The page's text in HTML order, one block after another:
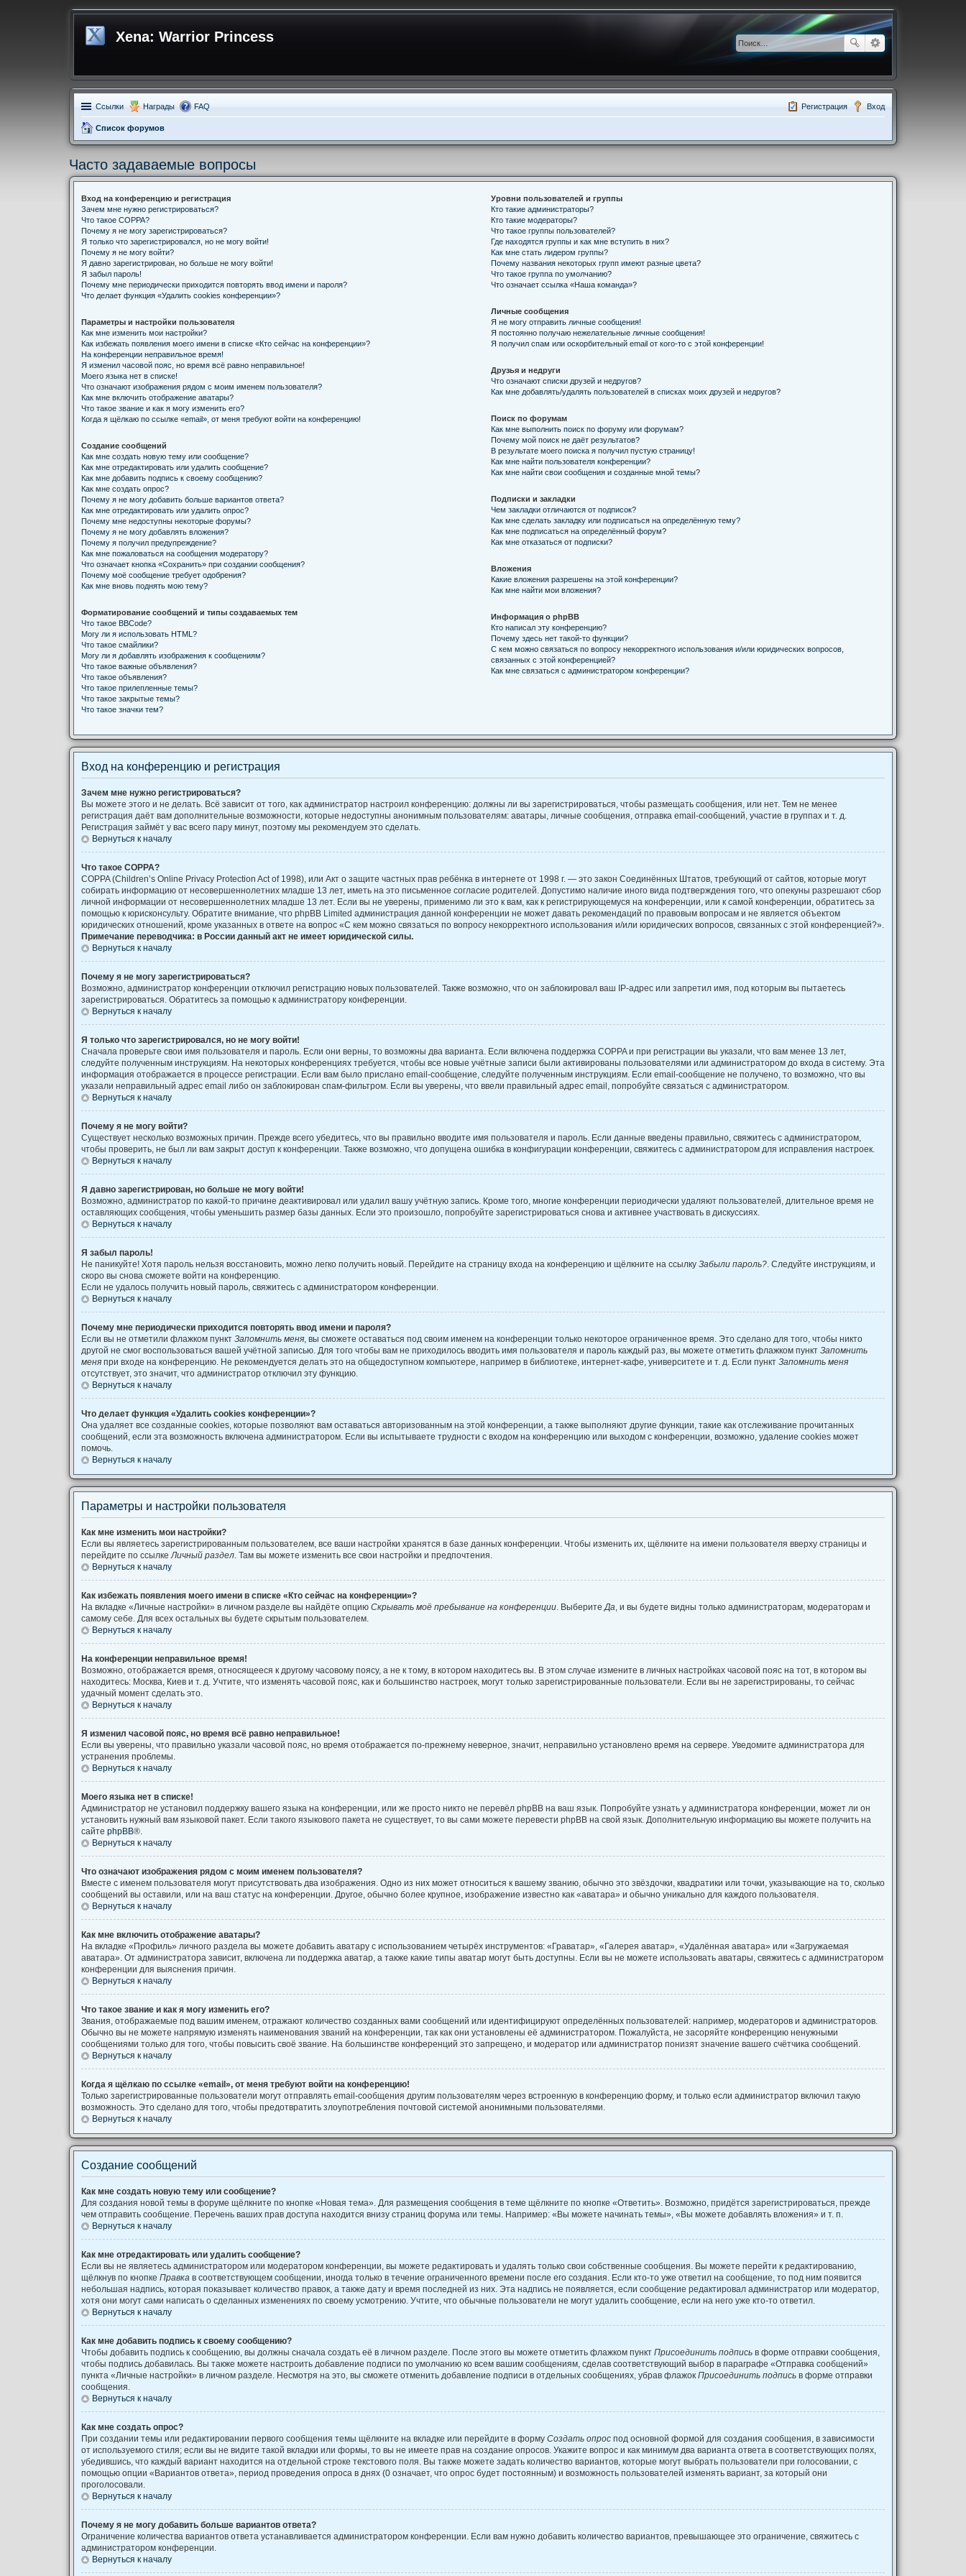
Xena: Warrior Princess
Ссылки Награды FAQ Вход
Регистрация
Список форумов
Часто задаваемые вопросы
Вход на конференцию и регистрация
Зачем мне нужно регистрироваться?
Что такое COPPA?
Почему я не могу зарегистрироваться?
Я только что зарегистрировался, но не могу войти!
Почему я не могу войти?
Я давно зарегистрирован, но больше не могу войти!
Я забыл пароль!
Почему мне периодически приходится повторять ввод имени и пароля?
Что делает функция «Удалить cookies конференции»?
Параметры и настройки пользователя
Как мне изменить мои настройки?
Как избежать появления моего имени в списке «Кто сейчас на конференции»?
На конференции неправильное время!
Я изменил часовой пояс, но время всё равно неправильное!
Моего языка нет в списке!
Что означают изображения рядом с моим именем пользователя?
Как мне включить отображение аватары?
Что такое звание и как я могу изменить его?
Когда я щёлкаю по ссылке «email», от меня требуют войти на конференцию!
Создание сообщений
Как мне создать новую тему или сообщение?
Как мне отредактировать или удалить сообщение?
Как мне добавить подпись к своему сообщению?
Как мне создать опрос?
Почему я не могу добавить больше вариантов ответа?
Как мне отредактировать или удалить опрос?
Почему мне недоступны некоторые форумы?
Почему я не могу добавлять вложения?
Почему я получил предупреждение?
Как мне пожаловаться на сообщения модератору?
Что означает кнопка «Сохранить» при создании сообщения?
Почему моё сообщение требует одобрения?
Как мне вновь поднять мою тему?
Форматирование сообщений и типы создаваемых тем
Что такое BBCode?
Могу ли я использовать HTML?
Что такое смайлики?
Могу ли я добавлять изображения к сообщениям?
Что такое важные объявления?
Что такое объявления?
Что такое прилепленные темы?
Что такое закрытые темы?
Что такое значки тем?
Уровни пользователей и группы
Кто такие администраторы?
Кто такие модераторы?
Что такое группы пользователей?
Где находятся группы и как мне вступить в них?
Как мне стать лидером группы?
Почему названия некоторых групп имеют разные цвета?
Что такое группа по умолчанию?
Что означает ссылка «Наша команда»?
Личные сообщения
Я не могу отправить личные сообщения!
Я постоянно получаю нежелательные личные сообщения!
Я получил спам или оскорбительный email от кого-то с этой конференции!
Друзья и недруги
Что означают списки друзей и недругов?
Как мне добавлять/удалять пользователей в списках моих друзей и недругов?
Поиск по форумам
Как мне выполнить поиск по форуму или форумам?
Почему мой поиск не даёт результатов?
В результате моего поиска я получил пустую страницу!
Как мне найти пользователя конференции?
Как мне найти свои сообщения и созданные мной темы?
Подписки и закладки
Чем закладки отличаются от подписок?
Как мне сделать закладку или подписаться на определённую тему?
Как мне подписаться на определённый форум?
Как мне отказаться от подписки?
Вложения
Какие вложения разрешены на этой конференции?
Как мне найти мои вложения?
Информация о phpBB
Кто написал эту конференцию?
Почему здесь нет такой-то функции?
С кем можно связаться по вопросу некорректного использования и/или юридических вопросов,
связанных с этой конференцией?
Как мне связаться с администратором конференции?
Вход на конференцию и регистрация
Зачем мне нужно регистрироваться?
Вы можете этого и не делать. Всё зависит от того, как администратор настроил конференцию: должны ли вы зарегистрироваться, чтобы размещать сообщения, или нет. Тем не менее
регистрация даёт вам дополнительные возможности, которые недоступны анонимным пользователям: аватары, личные сообщения, отправка email-сообщений, участие в группах и т. д.
Регистрация займёт у вас всего пару минут, поэтому мы рекомендуем это сделать.
Вернуться к началу
Что такое COPPA?
COPPA (Children’s Online Privacy Protection Act of 1998), или Акт о защите частных прав ребёнка в интернете от 1998 г. — это закон Соединённых Штатов, требующий от сайтов, которые могут
собирать информацию от несовершеннолетних младше 13 лет, иметь на это письменное согласие родителей. Допустимо наличие иного вида подтверждения того, что опекуны разрешают сбор
личной информации от несовершеннолетних младше 13 лет. Если вы не уверены, применимо ли это к вам, как к регистрирующемуся на конференции, или к самой конференции, обратитесь за
помощью к юрисконсульту. Обратите внимание, что phpBB Limited администрация данной конференции не может давать рекомендаций по правовым вопросам и не является объектом
юридических отношений, кроме указанных в ответе на вопрос «С кем можно связаться по вопросу некорректного использования и/или юридических вопросов, связанных с этой конференцией?».
Примечание переводчика: в России данный акт не имеет юридической силы.
Вернуться к началу
Почему я не могу зарегистрироваться?
Возможно, администратор конференции отключил регистрацию новых пользователей. Также возможно, что он заблокировал ваш IP-адрес или запретил имя, под которым вы пытаетесь
зарегистрироваться. Обратитесь за помощью к администратору конференции.
Вернуться к началу
Я только что зарегистрировался, но не могу войти!
Сначала проверьте свои имя пользователя и пароль. Если они верны, то возможны два варианта. Если включена поддержка COPPA и при регистрации вы указали, что вам менее 13 лет,
следуйте полученным инструкциям. На некоторых конференциях требуется, чтобы все новые учётные записи были активированы пользователями или администратором до входа в систему. Эта
информация отображается в процессе регистрации. Если вам было прислано email-сообщение, следуйте полученным инструкциям. Если email-сообщение не получено, то возможно, что вы
указали неправильный адрес email либо он заблокирован спам-фильтром. Если вы уверены, что ввели правильный адрес email, попробуйте связаться с администратором.
Вернуться к началу
Почему я не могу войти?
Существует несколько возможных причин. Прежде всего убедитесь, что вы правильно вводите имя пользователя и пароль. Если данные введены правильно, свяжитесь с администратором,
чтобы проверить, не был ли вам закрыт доступ к конференции. Также возможно, что допущена ошибка в конфигурации конференции, свяжитесь с администратором для исправления настроек.
Вернуться к началу
Я давно зарегистрирован, но больше не могу войти!
Возможно, администратор по какой-то причине деактивировал или удалил вашу учётную запись. Кроме того, многие конференции периодически удаляют пользователей, длительное время не
оставляющих сообщения, чтобы уменьшить размер базы данных. Если это произошло, попробуйте зарегистрироваться снова и активнее участвовать в дискуссиях.
Вернуться к началу
Я забыл пароль!
Не паникуйте! Хотя пароль нельзя восстановить, можно легко получить новый. Перейдите на страницу входа на конференцию и щёлкните на ссылку Забыли пароль?. Следуйте инструкциям, и
скоро вы снова сможете войти на конференцию.
Если не удалось получить новый пароль, свяжитесь с администратором конференции.
Вернуться к началу
Почему мне периодически приходится повторять ввод имени и пароля?
Если вы не отметили флажком пункт Запомнить меня, вы сможете оставаться под своим именем на конференции только некоторое ограниченное время. Это сделано для того, чтобы никто
другой не смог воспользоваться вашей учётной записью. Для того чтобы вам не приходилось вводить имя пользователя и пароль каждый раз, вы можете отметить флажком пункт Запомнить
меня при входе на конференцию. Не рекомендуется делать это на общедоступном компьютере, например в библиотеке, интернет-кафе, университете и т. д. Если пункт Запомнить меня
отсутствует, это значит, что администратор отключил эту функцию.
Вернуться к началу
Что делает функция «Удалить cookies конференции»?
Она удаляет все созданные cookies, которые позволяют вам оставаться авторизованным на этой конференции, а также выполняют другие функции, такие как отслеживание прочитанных
сообщений, если эта возможность включена администратором. Если вы испытываете трудности с входом на конференцию или выходом с конференции, возможно, удаление cookies может
помочь.
Вернуться к началу
Параметры и настройки пользователя
Как мне изменить мои настройки?
Если вы являетесь зарегистрированным пользователем, все ваши настройки хранятся в базе данных конференции. Чтобы изменить их, щёлкните на имени пользователя вверху страницы и
перейдите по ссылкеЛичный раздел. Там вы можете изменить все свои настройки и предпочтения.
Вернуться к началу
Как избежать появления моего имени в списке «Кто сейчас на конференции»?
На вкладке «Личные настройки» в личном разделе вы найдёте опцию Скрывать моё пребывание на конференции. ВыберитеДа, и вы будете видны только администраторам, модераторам и
самому себе. Для всех остальных вы будете скрытым пользователем.
Вернуться к началу
На конференции неправильное время!
Возможно, отображается время, относящееся к другому часовому поясу, а не к тому, в котором находитесь вы. В этом случае измените в личных настройках часовой пояс на тот, в котором вы
находитесь: Москва, Киев и т. д. Учтите, что изменять часовой пояс, как и большинство настроек, могут только зарегистрированные пользователи. Если вы не зарегистрированы, то сейчас
удачный момент сделать это.
Вернуться к началу
Я изменил часовой пояс, но время всё равно неправильное!
Если вы уверены, что правильно указали часовой пояс, но время отображается по-прежнему неверное, значит, неправильно установлено время на сервере. Уведомите администратора для
устранения проблемы.
Вернуться к началу
Моего языка нет в списке!
Администратор не установил поддержку вашего языка на конференции, или же просто никто не перевёл phpBB на ваш язык. Попробуйте узнать у администратора конференции, может ли он
установить нужный вам языковой пакет. Если такого языкового пакета не существует, то вы сами можете перевести phpBB на свой язык. Дополнительную информацию вы можете получить на
сайте phpBB®.
Вернуться к началу
Что означают изображения рядом с моим именем пользователя?
Вместе с именем пользователя могут присутствовать два изображения. Одно из них может относиться к вашему званию, обычно это звёздочки, квадратики или точки, указывающие на то, сколько
сообщений вы оставили, или на ваш статус на конференции. Другое, обычно более крупное, изображение известно как «аватара» и обычно уникально для каждого пользователя.
Вернуться к началу
Как мне включить отображение аватары?
На вкладке «Профиль» личного раздела вы можете добавить аватару с использованием четырёх инструментов: «Граватар», «Галерея аватар», «Удалённая аватара» или «Загружаемая
аватара». От администратора зависит, включена ли поддержка аватар, а также какие типы аватар могут быть доступны. Если вы не можете использовать аватары, свяжитесь с администратором
конференции для выяснения причин.
Вернуться к началу
Что такое звание и как я могу изменить его?
Звания, отображаемые под вашим именем, отражают количество созданных вами сообщений или идентифицируют определённых пользователей: например, модераторов и администраторов.
Обычно вы не можете напрямую изменять наименования званий на конференции, так как они установлены её администратором. Пожалуйста, не засоряйте конференцию ненужными
сообщениями только для того, чтобы повысить своё звание. На большинстве конференций это запрещено, и модератор или администратор понизят значение вашего счётчика сообщений.
Вернуться к началу
Когда я щёлкаю по ссылке «email», от меня требуют войти на конференцию!
Только зарегистрированные пользователи могут отправлять email-сообщения другим пользователям через встроенную в конференцию форму, и только если администратор включил такую
возможность. Это сделано для того, чтобы предотвратить злоупотребления почтовой системой анонимными пользователями.
Вернуться к началу
Создание сообщений
Как мне создать новую тему или сообщение?
Для создания новой темы в форуме щёлкните по кнопке «Новая тема». Для размещения сообщения в теме щёлкните по кнопке «Ответить». Возможно, придётся зарегистрироваться, прежде
чем отправить сообщение. Перечень ваших прав доступа находится внизу страниц форума или темы. Например: «Вы можете начинать темы», «Вы можете добавлять вложения» и т. п.
Вернуться к началу
Как мне отредактировать или удалить сообщение?
Если вы не являетесь администратором или модератором конференции, вы можете редактировать и удалять только свои собственные сообщения. Вы можете перейти к редактированию,
щёлкнув по кнопке Правка в соответствующем сообщении, иногда только в течение ограниченного времени после его создания. Если кто-то уже ответил на сообщение, то под ним появится
небольшая надпись, которая показывает количество правок, а также дату и время последней из них. Эта надпись не появляется, если сообщение редактировал администратор или модератор,
хотя они могут сами написать о сделанных изменениях по своему усмотрению. Учтите, что обычные пользователи не могут удалить сообщение, если на него уже кто-то ответил.
Вернуться к началу
Как мне добавить подпись к своему сообщению?
Чтобы добавить подпись к сообщению, вы должны сначала создать её в личном разделе. После этого вы можете отметить флажком пункт Присоединить подпись в форме отправки сообщения,
чтобы подпись добавилась. Вы также можете настроить добавление подписи по умолчанию ко всем вашим сообщениям, сделав соответствующий выбор в параграфе «Отправка сообщений»
пункта «Личные настройки» в личном разделе. Несмотря на это, вы сможете отменить добавление подписи в отдельных сообщениях, убрав флажок Присоединить подпись в форме отправки
сообщения.
Вернуться к началу
Как мне создать опрос?
При создании темы или редактировании первого сообщения темы щёлкните на вкладке или перейдите в форму Создать опрос под основной формой для создания сообщения, в зависимости
от используемого стиля; если вы не видите такой вкладки или формы, то вы не имеете прав на создание опросов. Укажите вопрос и как минимум два варианта ответа в соответствующих полях,
убедившись, что каждый вариант находится на отдельной строке текстового поля. Вы также можете задать количество вариантов, которые могут выбрать пользователи при голосовании, с
помощью опции «Вариантов ответа», период проведения опроса в днях (0 означает, что опрос будет постоянным) и возможность пользователей изменять вариант, за который они
проголосовали.
Вернуться к началу
Почему я не могу добавить больше вариантов ответа?
Ограничение количества вариантов ответа устанавливается администратором конференции. Если вам нужно добавить количество вариантов, превышающее это ограничение, свяжитесь с
администратором конференции.
Вернуться к началу